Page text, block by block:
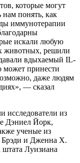
которые могут
нам понять, как
иммунотерапии
искали любую
животных, решили
вдыхаемый IL-
может принести
даже людям
— сказал
исследователи из
Дэниел Йорк,
ученые из
Брэди и Дженна Х.
штата Луизиана